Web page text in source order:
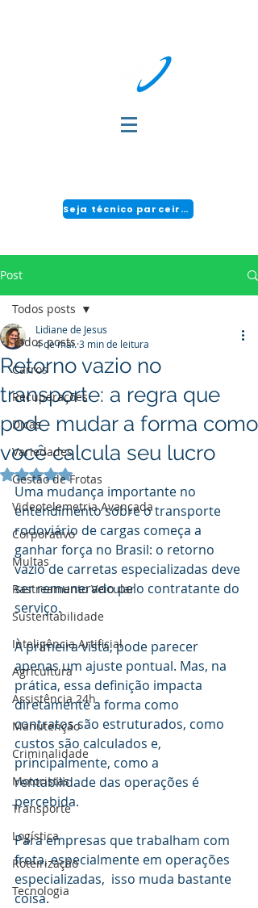
Seja técnico parceiro!
Post
Todos posts
Carros
Recuperações
Dicas
Variedades
Gestão de Frotas
Videotelemetria Avançada
Corporativo
Multas
Rastreamento Veicular
Sustentabilidade
Inteligência Artificial
Agricultura
Assistência 24h
Manutenção
Criminalidade
Motoristas
Transporte
Logística
Roteirização
Tecnologia
Todos posts
Retorno vazio no
transporte: a regra que
pode mudar a forma como
você calcula seu lucro
Lidiane de Jesus
4 de mai.3 min de leitura
Avaliado com NaN de 5 estrelas.
Uma mudança importante no
entendimento sobre o transporte
rodoviário de cargas começa a
ganhar força no Brasil: o retorno
vazio de carretas especializadas deve
ser remunerado pelo contratante do
serviço.
À primeira vista, pode parecer
apenas um ajuste pontual. Mas, na
prática, essa definição impacta
diretamente a forma como
contratos são estruturados, como
custos são calculados e,
principalmente, como a
rentabilidade das operações é
percebida.
Para empresas que trabalham com
frota, especialmente em operações
especializadas,  isso muda bastante
coisa.